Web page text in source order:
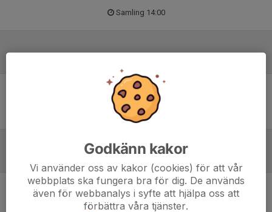
Samling 14:00
Ingen uppställning ifylld
Inget referat skrivet
Godkänn kakor
Vi använder oss av kakor (cookies) för att vår
webbplats ska fungera bra för dig. De används
även för webbanalys i syfte att hjälpa oss att
förbättra våra tjänster.